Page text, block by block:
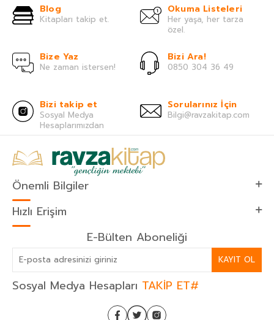
Blog
Kitapları takip et.
Okuma Listeleri
Her yaşa, her tarza
özel.
Bize Yaz
Ne zaman istersen!
Bizi Ara!
0850 304 36 49
Bizi takip et
Sosyal Medya
Hesaplarımızdan
Sorularınız İçin
Bilgi@ravzakitap.com
Önemli Bilgiler
Hızlı Erişim
E-Bülten Aboneliği
KAYIT OL
Sosyal Medya Hesapları TAKİP ET#